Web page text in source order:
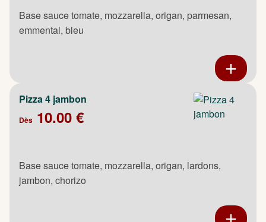
Base sauce tomate, mozzarella, origan, parmesan,
emmental, bleu
Pizza 4 jambon
Dès 10.00 €
Base sauce tomate, mozzarella, origan, lardons,
jambon, chorizo